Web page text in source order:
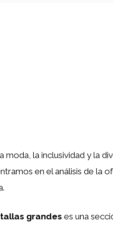
moda, la inclusividad y la
en el análisis de la
grandes es una